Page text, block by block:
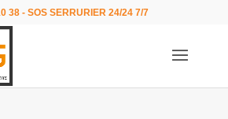
38 - SOS SERRURIER 24/24 7/7